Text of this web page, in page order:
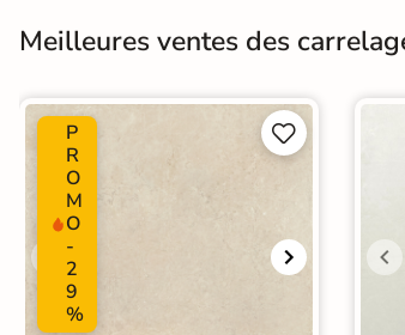
Meilleures ventes des
P
R
O
M
O
-
2
9
%

